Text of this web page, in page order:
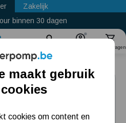
Zakelijk
binnen 30 dagen
Winkelwagen
maakt gebruik
cookies om content en